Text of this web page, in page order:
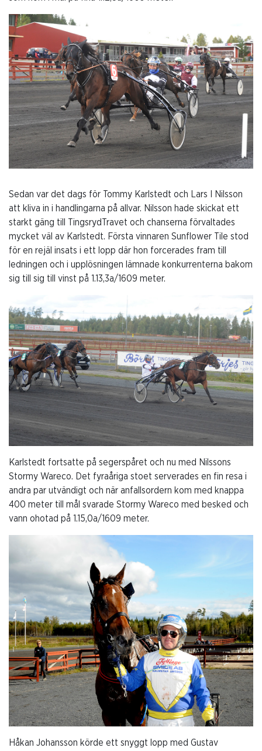
Sedan var det dags för Tommy Karlstedt och Lars I Nilsson
att kliva in i handlingarna på allvar. Nilsson hade skickat ett
starkt gäng till TingsrydTravet och chanserna förvaltades
mycket väl av Karlstedt. Första vinnaren Sunflower Tile stod
för en rejäl insats i ett lopp där hon forcerades fram till
ledningen och i upplösningen lämnade konkurrenterna bakom
sig till sig till vinst på 1.13,3a/1609 meter.
Karlstedt fortsatte på segerspåret och nu med Nilssons
Stormy Wareco. Det fyraåriga stoet serverades en fin resa i
andra par utvändigt och när anfallsordern kom med knappa
400 meter till mål svarade Stormy Wareco med besked och
vann ohotad på 1.15,0a/1609 meter.
Håkan Johansson körde ett snyggt lopp med Gustav